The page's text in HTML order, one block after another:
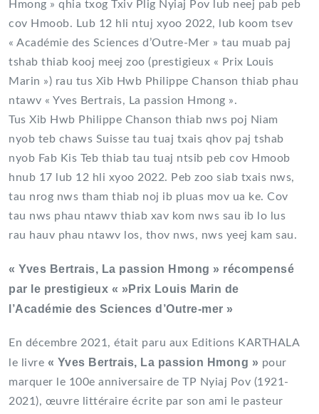
Hmong » qhia txog Txiv Plig Nyiaj Pov lub neej pab peb
cov Hmoob. Lub 12 hli ntuj xyoo 2022, lub koom tsev
« Académie des Sciences d’Outre-Mer » tau muab paj
tshab thiab kooj meej zoo (prestigieux « Prix Louis
Marin ») rau tus Xib Hwb Philippe Chanson thiab phau
ntawv « Yves Bertrais, La passion Hmong ».
Tus Xib Hwb Philippe Chanson thiab nws poj Niam
nyob teb chaws Suisse tau tuaj txais qhov paj tshab
nyob Fab Kis Teb thiab tau tuaj ntsib peb cov Hmoob
hnub 17 lub 12 hli xyoo 2022. Peb zoo siab txais nws,
tau nrog nws tham thiab noj ib pluas mov ua ke. Cov
tau nws phau ntawv thiab xav kom nws sau ib lo lus
rau hauv phau ntawv los, thov nws, nws yeej kam sau.
« Yves Bertrais, La passion Hmong » récompensé
par le prestigieux « »Prix Louis Marin de
l’Académie des Sciences d’Outre-mer »
En décembre 2021, était paru aux Editions KARTHALA
le livre « Yves Bertrais, La passion Hmong » pour
marquer le 100e anniversaire de TP Nyiaj Pov (1921-
2021), œuvre littéraire écrite par son ami le pasteur